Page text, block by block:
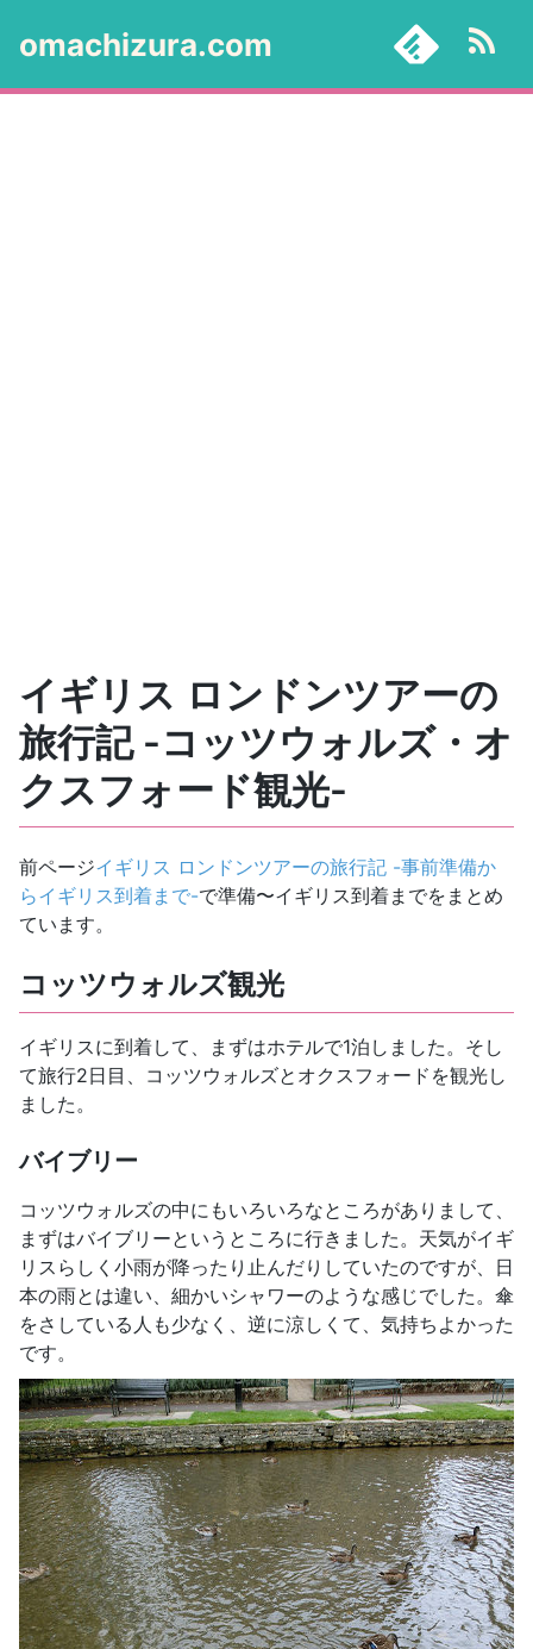
omachizura.com
イギリス ロンドンツアーの
旅行記 -コッツウォルズ・オ
クスフォード観光-
前ページイギリス ロンドンツアーの旅行記 -事前準備か
らイギリス到着まで-で準備〜イギリス到着までをまとめ
ています。
コッツウォルズ観光
イギリスに到着して、まずはホテルで1泊しました。そし
て旅行2日目、コッツウォルズとオクスフォードを観光し
ました。
バイブリー
コッツウォルズの中にもいろいろなところがありまして、
まずはバイブリーというところに行きました。天気がイギ
リスらしく小雨が降ったり止んだりしていたのですが、日
本の雨とは違い、細かいシャワーのような感じでした。傘
をさしている人も少なく、逆に涼しくて、気持ちよかった
です。